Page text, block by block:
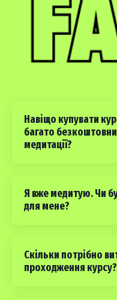
Навіщо купувати
багато
медитації?
Я вже медитую. Чи
для мене?
Скільки потрібно
проходження курсу?